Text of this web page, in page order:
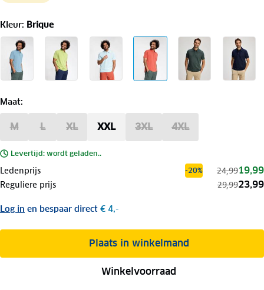
Kleur: Brique
Maat:
M L XL XXL 3XL 4XL
Levertijd: wordt geladen..
Ledenprijs -20% 24,9919,99
Reguliere prijs 29,9923,99
Log in en bespaar direct € 4,-
Plaats in winkelmand
Winkelvoorraad